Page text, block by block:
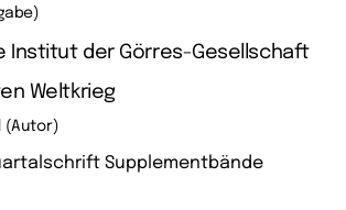
Institut der Görres-Gesellschaft
Weltkrieg
(Autor)
Supplementbände